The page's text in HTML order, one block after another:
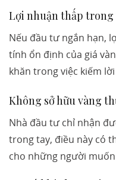
Lợi nhuận thấp
Nếu đầu tư ngắn hạn,
tính ổn định của giá
khăn trong việc kiếm
Không sở hữu vàng
Nhà đầu tư chỉ nhận
trong tay, điều này có
cho những người